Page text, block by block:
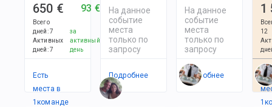
650 €
Всего
дней:7
Активных
дней:7
93 €
за
активный
день
Есть
места в
1командe
На данное
событие
места
только по
запросу
Подробнее
На данное
событие
места
только по
запросу
Подробнее
1
12
1